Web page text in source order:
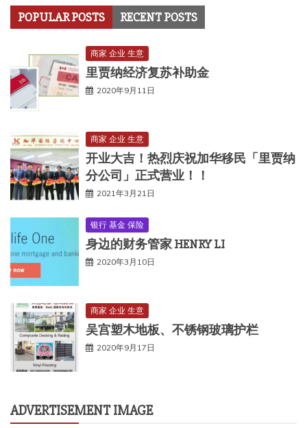
POPULAR POSTS RECENT POSTS
商家 企业 生意
里贾纳经济复苏补助金
2020年9月11日
商家 企业 生意
开业大吉！热烈庆祝加华移民「里贾纳
分公司」正式营业！！
2021年3月21日
银行 基金 保险
身边的财务管家 HENRY LI
2020年3月10日
商家 企业 生意
吴宫塑木地板、不锈钢玻璃护栏
2020年9月17日
ADVERTISEMENT IMAGE